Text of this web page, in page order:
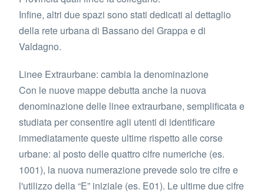
Infine, altri due spazi sono stati dedicati al dettaglio
della rete urbana di Bassano del Grappa e di
Valdagno.
Linee Extraurbane: cambia la denominazione
Con le nuove mappe debutta anche la nuova
denominazione delle linee extraurbane, semplificata e
studiata per consentire agli utenti di identificare
immediatamente queste ultime rispetto alle corse
urbane: al posto delle quattro cifre numeriche (es.
1001), la nuova numerazione prevede solo tre cifre e
l'utilizzo della “E” iniziale (es. E01). Le ultime due cifre